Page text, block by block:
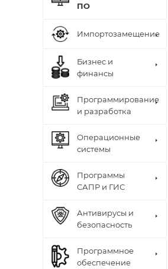
ПО
Импортозамещение
Бизнес и
финансы
Программирование
и разработка
Операционные
системы
Программы
САПР и ГИС
Антивирусы и
безопасность
Программное
обеспечение